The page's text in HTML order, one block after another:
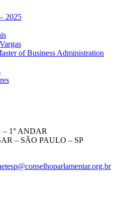
2025
of Business Administration
– 1° ANDAR
– SÃO PAULO – SP